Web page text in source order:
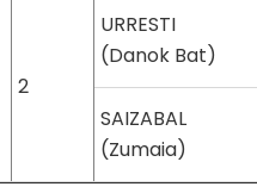
2
URRESTI
(Danok Bat)
SAIZABAL
(Zumaia)